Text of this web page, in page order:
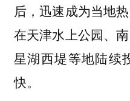
后，迅速成为当地
在天津水上公园、
星湖西堤等地陆续
快。